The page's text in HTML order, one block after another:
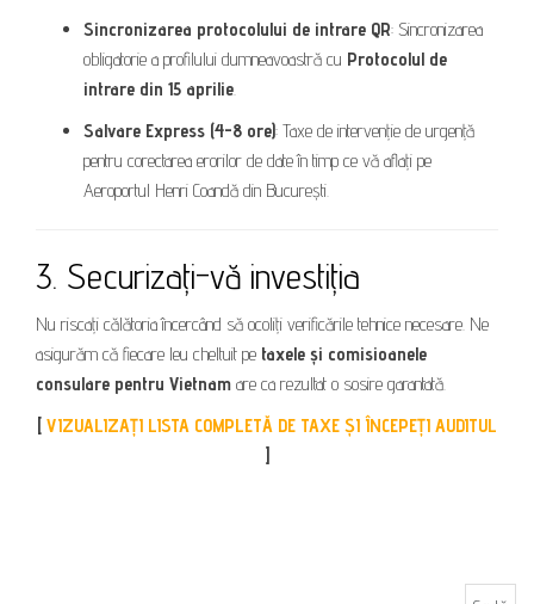
Sincronizarea protocolului de intrare QR: Sincronizarea
obligatorie a profilului dumneavoastră cu Protocolul de
intrare din 15 aprilie.
Salvare Express (4-8 ore): Taxe de intervenție de urgență
pentru corectarea erorilor de date în timp ce vă aflați pe
Aeroportul Henri Coandă din București.
3. Securizați-vă investiția
Nu riscați călătoria încercând să ocoliți verificările tehnice necesare. Ne
asigurăm că fiecare leu cheltuit pe taxele și comisioanele
consulare pentru Vietnam are ca rezultat o sosire garantată.
[ VIZUALIZAȚI LISTA COMPLETĂ DE TAXE ȘI ÎNCEPEȚI AUDITUL
]